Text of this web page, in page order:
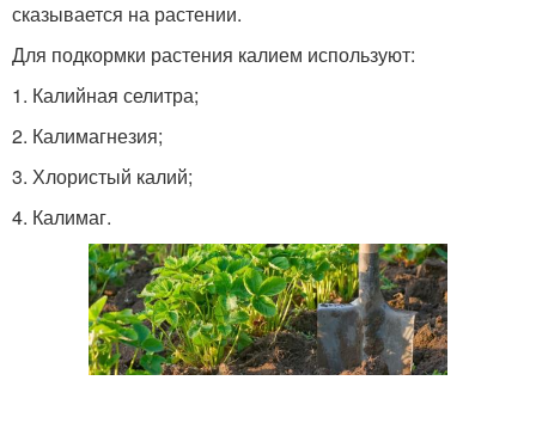
сказывается на растении.
Для подкормки растения калием используют:
1. Калийная селитра;
2. Калимагнезия;
3. Хлористый калий;
4. Калимаг.